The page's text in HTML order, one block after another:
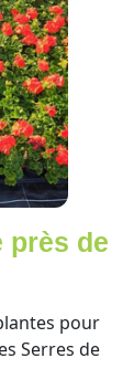
près de
pour
Serres de